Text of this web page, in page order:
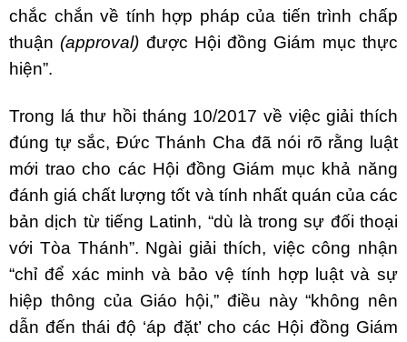
chắc chắn về tính hợp pháp của tiến trình chấp
thuận(approval) được Hội đồng Giám mục thực
hiện”.
Trong lá thư hồi tháng 10/2017 về việc giải thích
đúng tự sắc, Đức Thánh Cha đã nói rõ rằng luật
mới trao cho các Hội đồng Giám mục khả năng
đánh giá chất lượng tốt và tính nhất quán của các
bản dịch từ tiếng Latinh, “dù là trong sự đối thoại
với Tòa Thánh”. Ngài giải thích, việc công nhận
“chỉ để xác minh và bảo vệ tính hợp luật và sự
hiệp thông của Giáo hội,” điều này “không nên
dẫn đến thái độ ‘áp đặt’ cho các Hội đồng Giám